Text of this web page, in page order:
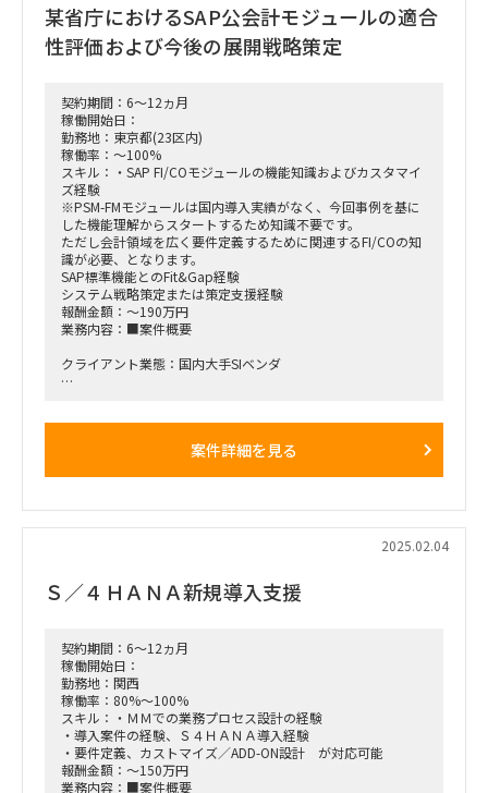
某省庁におけるSAP公会計モジュールの適合
性評価および今後の展開戦略策定
契約期間：6～12ヵ月
稼働開始日：
勤務地：東京都(23区内)
稼働率：～100%
スキル：・SAP FI/COモジュールの機能知識およびカスタマイ
ズ経験
※PSM-FMモジュールは国内導入実績がなく、今回事例を基に
した機能理解からスタートするため知識不要です。
ただし会計領域を広く要件定義するために関連するFI/COの知
識が必要、となります。
SAP標準機能とのFit&Gap経験
システム戦略策定または策定支援経験
報酬金額：～190万円
業務内容：■案件概要
クライアント業態：国内大手SIベンダ
合性評価および社内ノウハウの蓄積」を行い、さらに大手SIベ
①SAP PSM-FM（Fund Management; 予算管理）の今回導入事
例からの機能理解、ノウハウ蓄積のためのドキュメンテーショ
・SAP PSM-FM＋FI/COの今回導入事例の適合性検証の支援
・SAP PSM-FM＋FI/COの今後の他省庁導入に向けた販売戦略
■稼働率：100％（調整可）
■働き方/勤務場所：参画当初は週3日オンサイト、週2日リモ
ート（PJルーム：川崎、客先：都内中心部） 仕事に慣れてく
ればリモート週3日程度まで拡大可能
■備考：参画時期は2024年2月～（手続き完了次第即日可）、
半年から1年程度のPJ期間を予定
案件詳細を見る
2025.02.04
Ｓ／４ＨＡＮＡ新規導入支援
契約期間：6～12ヵ月
稼働開始日：
勤務地：関西
稼働率：80%～100%
スキル：・ＭＭでの業務プロセス設計の経験
・導入案件の経験、Ｓ４ＨＡＮＡ導入経験
・要件定義、カストマイズ／ADD-ON設計 が対応可能
報酬金額：～150万円
業務内容：■案件概要